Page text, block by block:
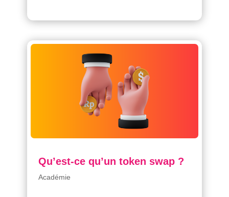
Qu’est-ce qu’un token swap ?
Académie